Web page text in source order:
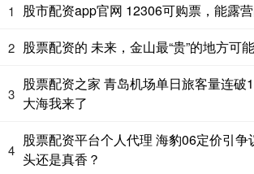
1 股市配资app官网 12306可购票，能露
2 股票配资的 未来，金山最“贵”的地方可
3
股票配资之家 青岛机场单日旅客量连破
大海我来了
4
股票配资平台个人代理 海豹06定价引争
头还是真香？